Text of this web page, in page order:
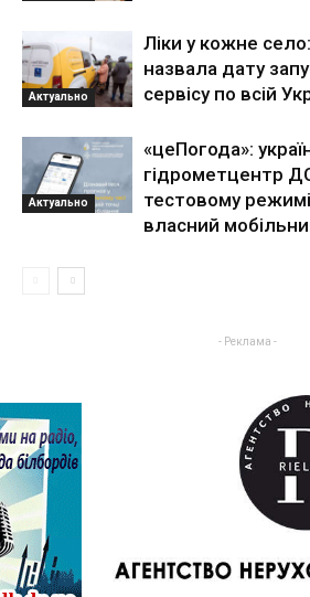
Актуально
Ліки у кожне
назвала дату
сервісу по всій
Актуально
«цеПогода»:
гідрометцентр
тестовому
власний
- Реклама -